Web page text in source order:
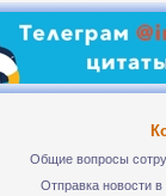
Общие вопросы
Отправка новости в